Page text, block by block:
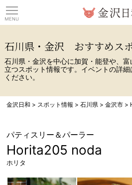
石川県・金沢 おすすめス
石川県・金沢を中心に加賀・能登や、
立つスポット情報です。イベントの詳
ください。
金沢日和 > スポット情報 >石川県 >金沢市 >
パティスリー＆パーラー
Horita205 noda
ホリタ